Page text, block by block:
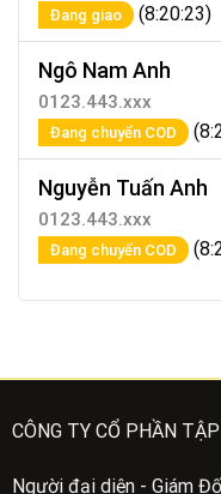
Đang giao (8:20:23)
Ngô Nam Anh
0123.443.xxx
Đang chuyển COD
Nguyễn Tuấn Anh
0123.443.xxx
Đang chuyển COD
CÔNG TY CỔ PHẦN
Người đại diện - Giám